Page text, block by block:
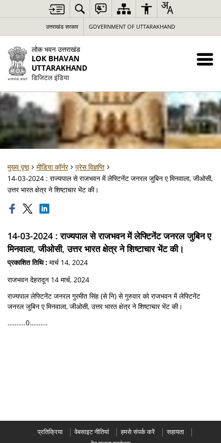
उत्तराखंड सरकार GOVERNMENT OF UTTARAKHAND
लोक भवन उत्तराखंड
LOK BHAVAN
UTTARAKHAND
डिजिटल इंडिया
मुख्य पृष्ठ मीडिया कॉर्नर
प्रेस विज्ञप्ति
14-03-2024 : राज्यपाल से राजभवन में लेफ्टिनेंट जनरल जुबिन ए मिनवाला, जीओसी,
उत्तर भारत क्षेत्र ने शिष्टाचार भेंट की।
14-03-2024 : राज्यपाल से राजभवन में लेफ्टिनेंट जनरल जुबिन ए
मिनवाला, जीओसी, उत्तर भारत क्षेत्र ने शिष्टाचार भेंट की।
प्रकाशित तिथि : मार्च 14, 2024
राजभवन देहरादून 14 मार्च, 2024
राज्यपाल लेफ्टिनेंट जनरल गुरमीत सिंह (से नि) से गुरुवार को राजभवन में लेफ्टिनेंट
जनरल जुबिन ए मिनवाला, जीओसी, उत्तर भारत क्षेत्र ने शिष्टाचार भेंट की।
……….0……….
प्रतिक्रिया वेबसाइट नीतियां हमसे संपर्क करें
सहायता